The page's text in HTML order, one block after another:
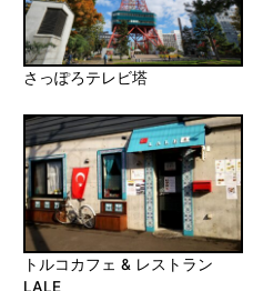
さっぽろテレビ塔
トルコカフェ & レストラン
LALE